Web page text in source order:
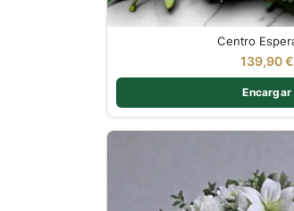
Centro
139,90€
Encargar